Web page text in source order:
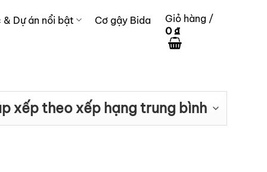
& Dự án nổi bật
Cơ gậy Bida
Giỏ hàng /
0₫